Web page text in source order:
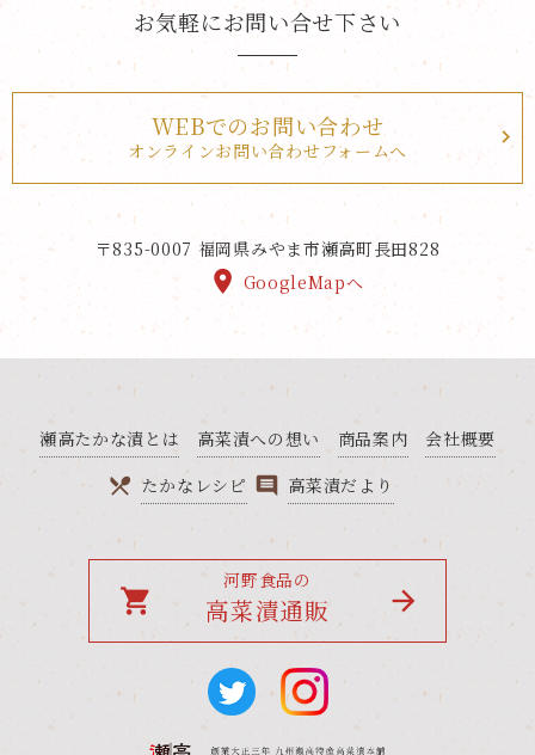
お気軽にお問い合せ下さい
WEBでのお問い合わせ
オンラインお問い合わせフォームへ
〒835-0007 福岡県みやま市瀬高町長田828
GoogleMapへ
瀬高たかな漬とは 高菜漬への想い 商品案内
会社概要
たかなレシピ
高菜漬だより
河野食品の
高菜漬通販
local_grocery_store